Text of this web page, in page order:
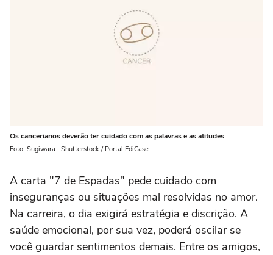
Os cancerianos deverão ter cuidado com as palavras e as atitudes
Foto: Sugiwara | Shutterstock / Portal EdiCase
A carta "7 de Espadas" pede cuidado com
inseguranças ou situações mal resolvidas no amor.
Na carreira, o dia exigirá estratégia e discrição. A
saúde emocional, por sua vez, poderá oscilar se
você guardar sentimentos demais. Entre os amigos,